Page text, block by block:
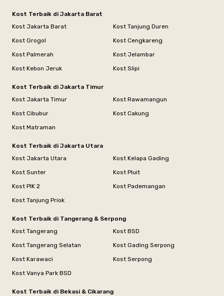
Kost Terbaik di Jakarta Barat
Kost Jakarta Barat
Kost Tanjung Duren
Kost Grogol
Kost Cengkareng
Kost Palmerah
Kost Jelambar
Kost Kebon Jeruk
Kost Slipi
Kost Terbaik di Jakarta Timur
Kost Jakarta Timur
Kost Rawamangun
Kost Cibubur
Kost Cakung
Kost Matraman
Kost Terbaik di Jakarta Utara
Kost Jakarta Utara
Kost Kelapa Gading
Kost Sunter
Kost Pluit
Kost PIK 2
Kost Pademangan
Kost Tanjung Priok
Kost Terbaik di Tangerang & Serpong
Kost Tangerang
Kost BSD
Kost Tangerang Selatan
Kost Gading Serpong
Kost Karawaci
Kost Serpong
Kost Vanya Park BSD
Kost Terbaik di Bekasi & Cikarang